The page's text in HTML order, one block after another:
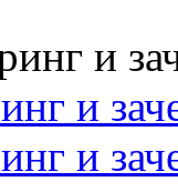
и
и